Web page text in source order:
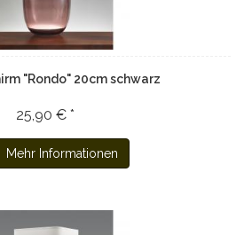
"Rondo" 20cm schwarz
25,90 € *
Mehr Informationen